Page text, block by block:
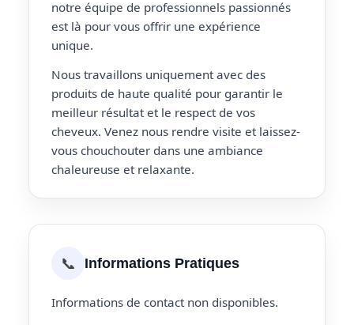
notre équipe de professionnels passionnés
est là pour vous offrir une expérience
unique.
Nous travaillons uniquement avec des
produits de haute qualité pour garantir le
meilleur résultat et le respect de vos
cheveux. Venez nous rendre visite et laissez-
vous chouchouter dans une ambiance
chaleureuse et relaxante.
📞 Informations Pratiques
Informations de contact non disponibles.